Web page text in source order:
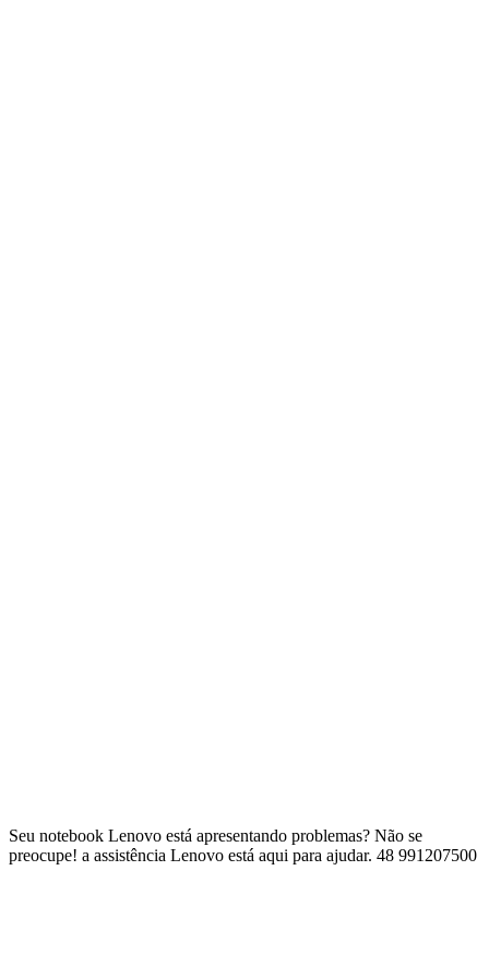
Seu notebook Lenovo está apresentando problemas? Não se
preocupe! a assistência Lenovo está aqui para ajudar. 48 991207500